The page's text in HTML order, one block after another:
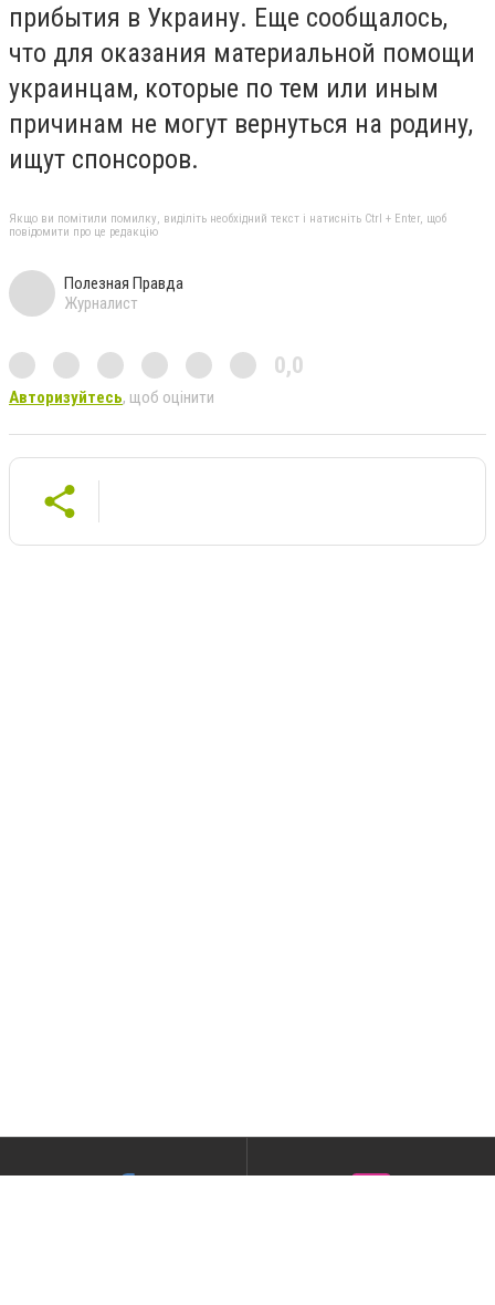
прибытия в Украину. Еще сообщалось,
что для оказания материальной помощи
украинцам, которые по тем или иным
причинам не могут вернуться на родину,
ищут спонсоров.
Якщо ви помітили помилку, виділіть необхідний текст і натисніть Ctrl + Enter, щоб
повідомити про це редакцію
Полезная Правда
Журналист
0,0
Авторизуйтесь, щоб оцінити